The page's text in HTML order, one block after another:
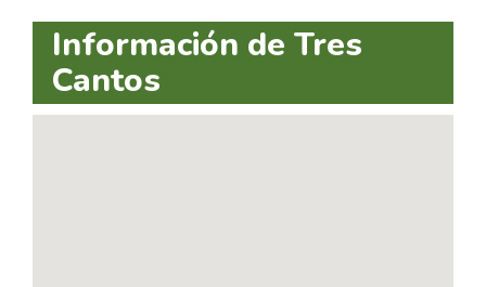
Información de Tres
Cantos